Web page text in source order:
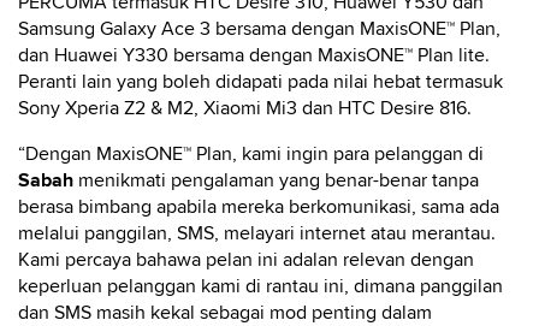
Samsung Galaxy Ace 3 bersama dengan MaxisONE™ Plan,
dan Huawei Y330 bersama dengan MaxisONE™ Plan lite.
Peranti lain yang boleh didapati pada nilai hebat termasuk
Sony Xperia Z2 & M2, Xiaomi Mi3 dan HTC Desire 816.
“Dengan MaxisONE™ Plan, kami ingin para pelanggan di
Sabah menikmati pengalaman yang benar-benar tanpa
berasa bimbang apabila mereka berkomunikasi, sama ada
melalui panggilan, SMS, melayari internet atau merantau.
Kami percaya bahawa pelan ini adalan relevan dengan
keperluan pelanggan kami di rantau ini, dimana panggilan
dan SMS masih kekal sebagai mod penting dalam